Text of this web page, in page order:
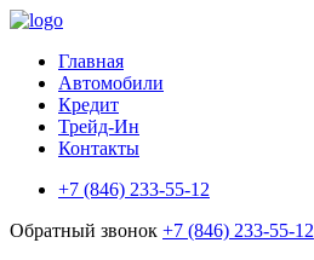
Главная
Автомобили
Кредит
Трейд-Ин
Контакты
+7 (846) 233-55-12
Обратный звонок +7 (846) 233-55-12